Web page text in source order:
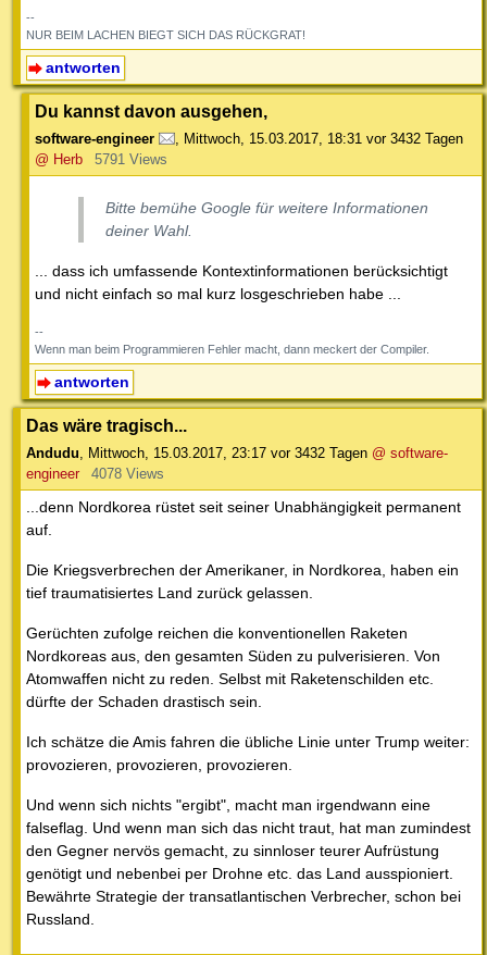
--
NUR BEIM LACHEN BIEGT SICH DAS RÜCKGRAT!
antworten
Du kannst davon ausgehen,
software-engineer , Mittwoch, 15.03.2017, 18:31 vor 3432 Tagen
@ Herb
5791 Views
Bitte bemühe Google für weitere Informationen
deiner Wahl.
... dass ich umfassende Kontextinformationen berücksichtigt
und nicht einfach so mal kurz losgeschrieben habe ...
--
Wenn man beim Programmieren Fehler macht, dann meckert der Compiler.
antworten
Das wäre tragisch...
Andudu Mittwoch, 15.03.2017, 23:17 vor 3432 Tagen @ software-
engineer
4078 Views
...denn Nordkorea rüstet seit seiner Unabhängigkeit permanent
auf.
Die Kriegsverbrechen der Amerikaner, in Nordkorea, haben ein
tief traumatisiertes Land zurück gelassen.
Gerüchten zufolge reichen die konventionellen Raketen
Nordkoreas aus, den gesamten Süden zu pulverisieren. Von
Atomwaffen nicht zu reden. Selbst mit Raketenschilden etc.
dürfte der Schaden drastisch sein.
Ich schätze die Amis fahren die übliche Linie unter Trump weiter:
provozieren, provozieren, provozieren.
Und wenn sich nichts "ergibt", macht man irgendwann eine
falseflag. Und wenn man sich das nicht traut, hat man zumindest
den Gegner nervös gemacht, zu sinnloser teurer Aufrüstung
genötigt und nebenbei per Drohne etc. das Land ausspioniert.
Bewährte Strategie der transatlantischen Verbrecher, schon bei
Russland.